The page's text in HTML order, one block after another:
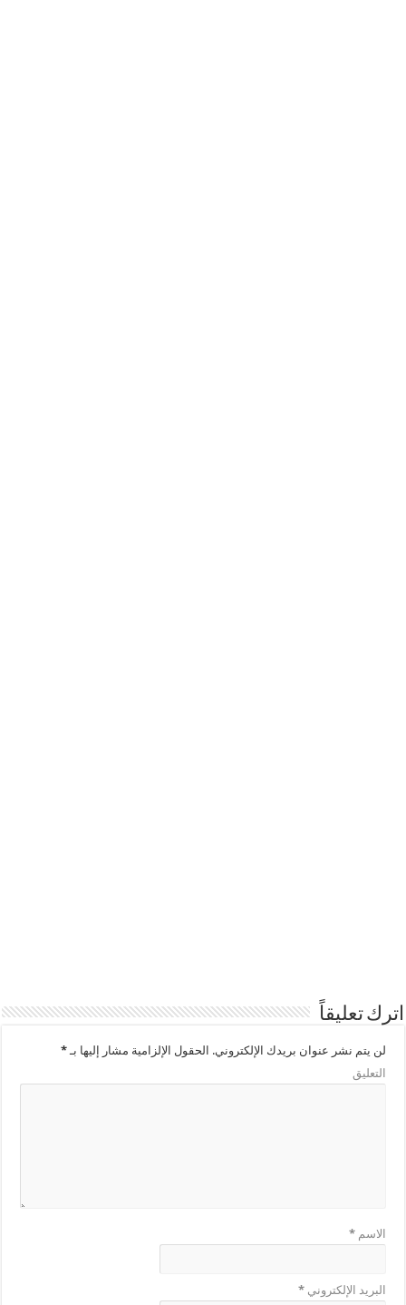
اترك تعليقاً
لن يتم نشر عنوان بريدك الإلكتروني. الحقول الإلزامية مشار إليها بـ*
التعليق
الاسم*
البريد الإلكتروني*